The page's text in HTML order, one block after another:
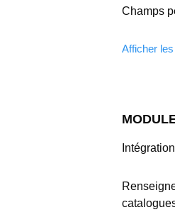
Champs
Afficher